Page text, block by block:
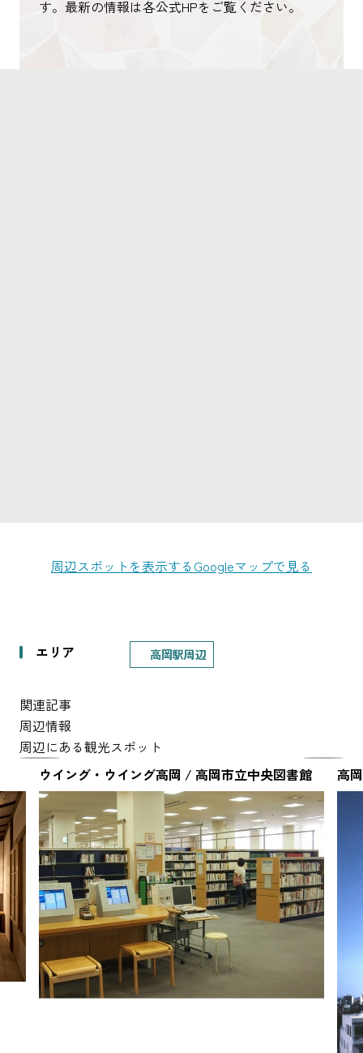
エリア 高岡駅周辺
す。最新の情報は各公式HPをご覧ください。
周辺スポットを表示するGoogleマップで見る
関連記事
周辺情報
周辺にある観光スポット
ウイング・ウイング高岡 / 高岡市立中央図書館
高